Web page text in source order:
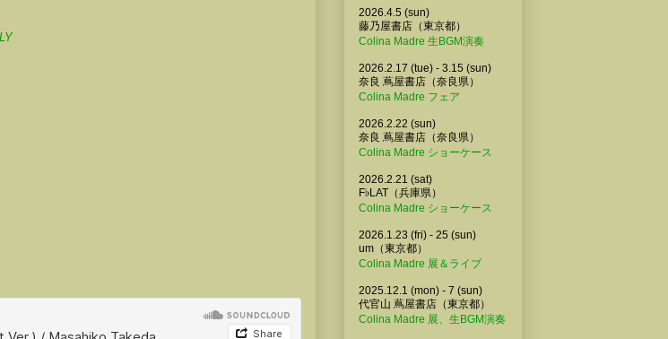
2026.4.5 (sun)
藤乃屋書店（東京都）
Colina Madre 生BGM演奏
2026.2.17 (tue) - 3.15 (sun)
奈良 蔦屋書店（奈良県）
Colina Madre フェア
2026.2.22 (sun)
奈良 蔦屋書店（奈良県）
Colina Madre ショーケース
2026.2.21 (sat)
F♭LAT（兵庫県）
Colina Madre ショーケース
2026.1.23 (fri) - 25 (sun)
um（東京都）
Colina Madre 展＆ライブ
2025.12.1 (mon) - 7 (sun)
代官山 蔦屋書店（東京都）
Colina Madre 展、生BGM演奏